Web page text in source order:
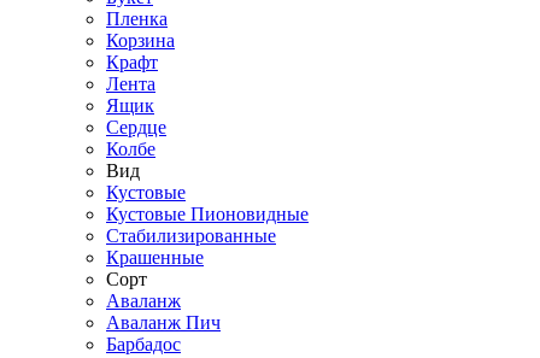
Пленка
Корзина
Крафт
Лента
Ящик
Сердце
Колбе
Вид
Кустовые
Кустовые Пионовидные
Стабилизированные
Крашенные
Сорт
Аваланж
Аваланж Пич
Барбадос